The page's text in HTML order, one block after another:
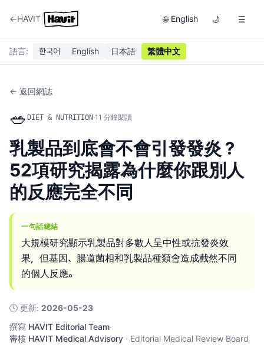
←HAVIT 🌐 English 🌙 ☰
語言: 한국어 English 日本語 繁體中文
← 返回網誌
🥗 DIET & NUTRITION·11 分鐘閱讀
乳製品到底會不會引發發炎？
52項研究揭露為什麼你跟別人
的反應完全不同
一句話總結
大規模研究顯示乳製品對多數人呈中性或抗發炎效
果，但基因、腸道菌相和乳製品種類會造成截然不同
的個人反應。
🕓 更新: 2026-05-23
撰寫 HAVIT Editorial Team·
審核 HAVIT Medical Advisory · Editorial Medical Review Board